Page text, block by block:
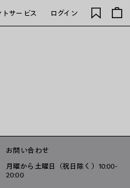
サービス ログイン
保
存
お問い合わせ
月曜から土曜日（祝日除く）10:00-
20:00